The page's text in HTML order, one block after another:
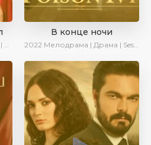
В конце ночи
2022 Мелодрама | Драма | SesDizi | Ирина Котова | AveTurk | Turok1990